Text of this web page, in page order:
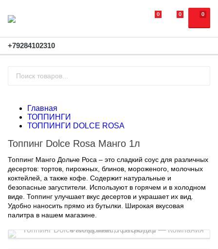
0
0 0
+79284102310
Главная
ТОППИНГИ
ТОППИНГИ DOLCE ROSA
Топпинг Dolce Rosa Манго 1л
Топпинг Манго Дольче Роса – это сладкий соус для различных
десертов: тортов, пирожных, блинов, мороженого, молочных
коктейлей, а также кофе. Содержит натуральные и
безопасные загустители. Используют в горячем и в холодном
виде. Топпинг улучшает вкус десертов и украшает их вид.
Удобно наносить прямо из бутылки. Широкая вкусовая
палитра в нашем магазине.